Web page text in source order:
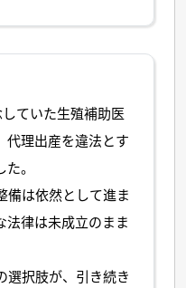
ていた生殖補助医
代理出産を違法とす
。
備は依然として進ま
法律は未成立のまま
選択肢が、引き続き